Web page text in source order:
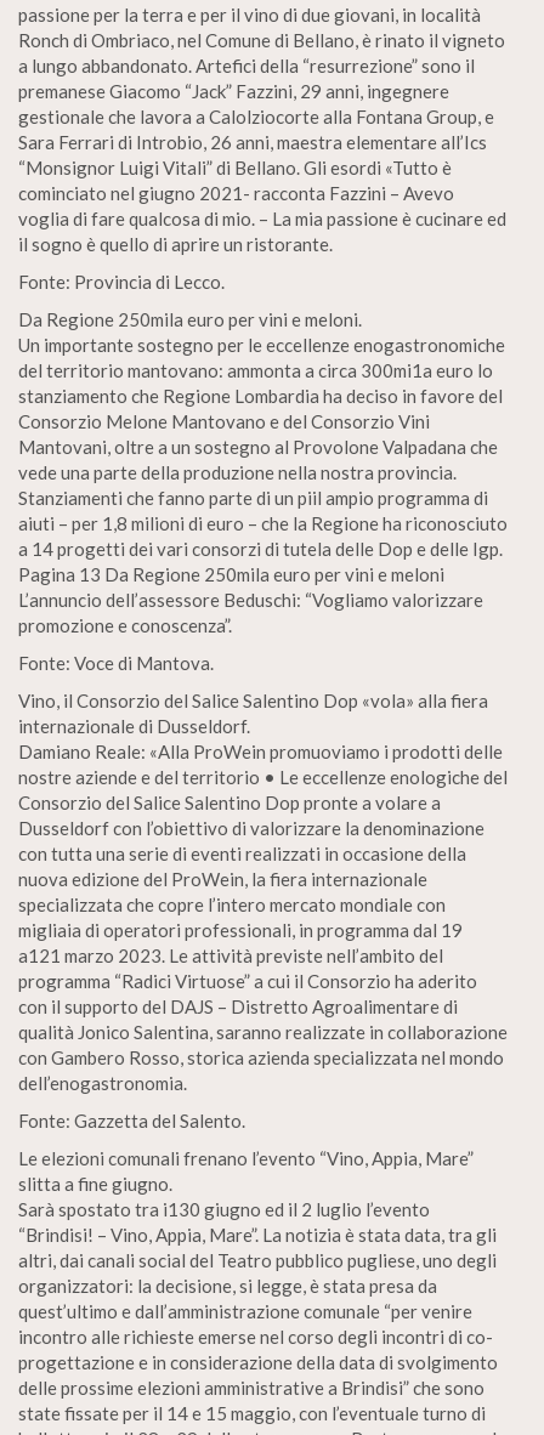
passione per la terra e per il vino di due giovani, in località
Ronch di Ombriaco, nel Comune di Bellano, è rinato il vigneto
a lungo abbandonato. Artefici della “resurrezione” sono il
premanese Giacomo “Jack” Fazzini, 29 anni, ingegnere
gestionale che lavora a Calolziocorte alla Fontana Group, e
Sara Ferrari di Introbio, 26 anni, maestra elementare all’Ics
“Monsignor Luigi Vitali” di Bellano. Gli esordi «Tutto è
cominciato nel giugno 2021- racconta Fazzini – Avevo
voglia di fare qualcosa di mio. – La mia passione è cucinare ed
il sogno è quello di aprire un ristorante.
Fonte: Provincia di Lecco.
Da Regione 250mila euro per vini e meloni.
Un importante sostegno per le eccellenze enogastronomiche
del territorio mantovano: ammonta a circa 300mi1a euro lo
stanziamento che Regione Lombardia ha deciso in favore del
Consorzio Melone Mantovano e del Consorzio Vini
Mantovani, oltre a un sostegno al Provolone Valpadana che
vede una parte della produzione nella nostra provincia.
Stanziamenti che fanno parte di un piil ampio programma di
aiuti – per 1,8 milioni di euro – che la Regione ha riconosciuto
a 14 progetti dei vari consorzi di tutela delle Dop e delle Igp.
Pagina 13 Da Regione 250mila euro per vini e meloni
L’annuncio dell’assessore Beduschi: “Vogliamo valorizzare
promozione e conoscenza”.
Fonte: Voce di Mantova.
Vino, il Consorzio del Salice Salentino Dop «vola» alla fiera
internazionale di Dusseldorf.
Damiano Reale: «Alla ProWein promuoviamo i prodotti delle
nostre aziende e del territorio • Le eccellenze enologiche del
Consorzio del Salice Salentino Dop pronte a volare a
Dusseldorf con l’obiettivo di valorizzare la denominazione
con tutta una serie di eventi realizzati in occasione della
nuova edizione del ProWein, la fiera internazionale
specializzata che copre l’intero mercato mondiale con
migliaia di operatori professionali, in programma dal 19
a121 marzo 2023. Le attività previste nell’ambito del
programma “Radici Virtuose” a cui il Consorzio ha aderito
con il supporto del DAJS – Distretto Agroalimentare di
qualità Jonico Salentina, saranno realizzate in collaborazione
con Gambero Rosso, storica azienda specializzata nel mondo
dell’enogastronomia.
Fonte: Gazzetta del Salento.
Le elezioni comunali frenano l’evento “Vino, Appia, Mare”
slitta a fine giugno.
Sarà spostato tra i130 giugno ed il 2 luglio l’evento
“Brindisi! – Vino, Appia, Mare”. La notizia è stata data, tra gli
altri, dai canali social del Teatro pubblico pugliese, uno degli
organizzatori: la decisione, si legge, è stata presa da
quest’ultimo e dall’amministrazione comunale “per venire
incontro alle richieste emerse nel corso degli incontri di co-
progettazione e in considerazione della data di svolgimento
delle prossime elezioni amministrative a Brindisi” che sono
state fissate per il 14 e 15 maggio, con l’eventuale turno di